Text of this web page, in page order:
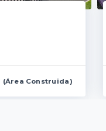
(Área Construida)